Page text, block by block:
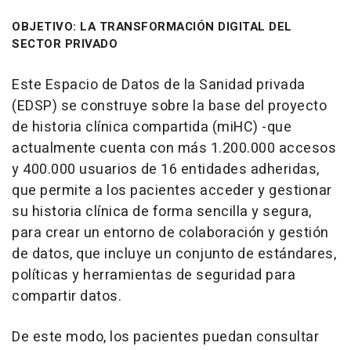
OBJETIVO: LA TRANSFORMACIÓN DIGITAL DEL
SECTOR PRIVADO
Este Espacio de Datos de la Sanidad privada
(EDSP) se construye sobre la base del proyecto
de historia clínica compartida (miHC) -que
actualmente cuenta con más 1.200.000 accesos
y 400.000 usuarios de 16 entidades adheridas,
que permite a los pacientes acceder y gestionar
su historia clínica de forma sencilla y segura,
para crear un entorno de colaboración y gestión
de datos, que incluye un conjunto de estándares,
políticas y herramientas de seguridad para
compartir datos.
De este modo, los pacientes puedan consultar